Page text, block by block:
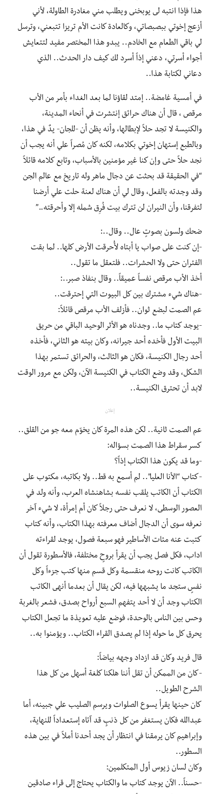
هذا فإذا انتبه لى يوبخنى ويطلب مني مغادرة الطاولة، لأني
أزعج إخوتي ببصبصاتي، وكالعادة كانت الأم تريزا تتبعني، وترسل
لي باقي الطعام مع الخادم.. يبدو هذا المختصر مفيد لتتعايش
أجواء أسرتي، دعني إذاً أسرد لك كيف دار الحدث.. الذي
دعاني لكتابة هذا..
‎في أمسية غامضة.. إمتد لقاؤنا لما بعد الغداء بأمر من الأب
مرقص ، قال أن هناك حرائق إنتشرت في أنحاء المدينة،
والكنيسة لا تجد حلاً لإبطالها، وأنه يظن أن -للجان- يدٌ في هذا،
وبالطبع إستهان إخوتي بكلامه، لكنه كان مُصراً علي أنه يجب أن
نجد حلاً حتى وإن كنا غير مؤمنين بالأسباب، وتابع كلامه قائلاً
“في الحقيقة قد بحثت عن دجال ماهر وله تاريخ مع عالم الجن
وقد وجدته بالفعل، وقال لي أن هناك لعنة حلت علي أرضنا
لتفرقنا، وأن النيران لن تترك بيت فُرِق شمله إلا وأحرقته..”
‎-إن كنت على صواب يا أبتاه لأُحرقت الأرض كلها.. لما بقت
الفئران حتى ولا الحشرات.. فلتعقل ما تقول..
‎-يوجد كتاب ما.. وجدناه هو الأثر الوحيد الباقي من حريق
البيت الأول فأخده أحد جيرانه، وكان بيته هو الثاني، فأخذه
أحد رجال الكنيسة، فكان هو الثالث، والحرائق تستمر بهذا
الشكل، وقد وضع الكتاب في الكنيسة الآن، ولكن مع مرور الوقت
لابد أن تحترق الكنيسة..
إعلان
كسر سقراط هذا الصمت بسؤاله:
‎-كتاب “الأنا العليا”.. لم أسمع به قط.. ولا بكاتبه، مكتوب على
الكتاب أن الكاتب يلقب نفسه بشاهنشاه العرب، وأنه ولد في
العصور الوسطى، لا نعرف حتى رجلاً كان أم إمرأة، لا شيء آخر
نعرفه سوى أن الدجال أضاف معرفته بهذا الكتاب، وأنه كتاب
كتبت عنه مئات الأساطير فهو سبعة فصول، يوجد لقراءته
اداب، فكل فصل يجب أن يقرأ بروحٍ مختلفة، فالأسطورة تقول أن
الكاتب كانت روحه منقسمة وكل قسم منها كتب جزءاً وكل
نفسٍ ستجد ما يشبهها فيه، لكن يقال أن بعدما أنهى الكاتب
الكتاب وجد أن لا أحد يتفهم السبع أرواح بصدق، فشعر بالغربة
وحس بين الناس بالوحدة، فوضع عليه تعويذة ما تجعل الكتاب
يحرق كل ما حوله إذا لم يصدق القراء الكتاب.. ويؤمنوا به..
‎-كان من الممكن أن تقل أننا هلكنا كلغة أسهل من كل هذا
الشرح الطويل..
‎كان حينها يقرأ يسوع الصلوات ويرسم الصليب علي جبينه، أما
عبدالله فكان يستغفر من كل ذنبٍ قد آتاه إستعداداً للنهاية،
وإبراهيم كان يرمقنا في انتظار أن يجد أحدنا أملاً في بين هذه
السطور..
‎-حسناً.. الآن يوجد كتاب ما والكتاب يحتاج إلى قراء صادقين